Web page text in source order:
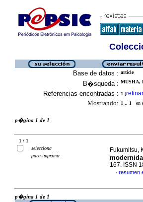
Base de datos : article
B�squeda : MUSHA,
Referencias encontradas : 1 [refinar
Mostrando: 1 .. 1 en
p�gina 1 de 1
1 / 1
selecciona
para imprimir
Fukumitsu,
167. ISSN
· resumen
p�gina 1 de 1